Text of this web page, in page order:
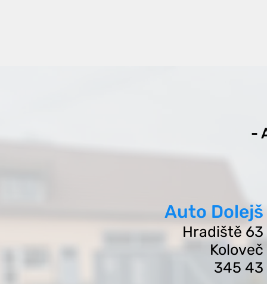
-
Auto Dolejš
Hradiště 63
Koloveč
345 43